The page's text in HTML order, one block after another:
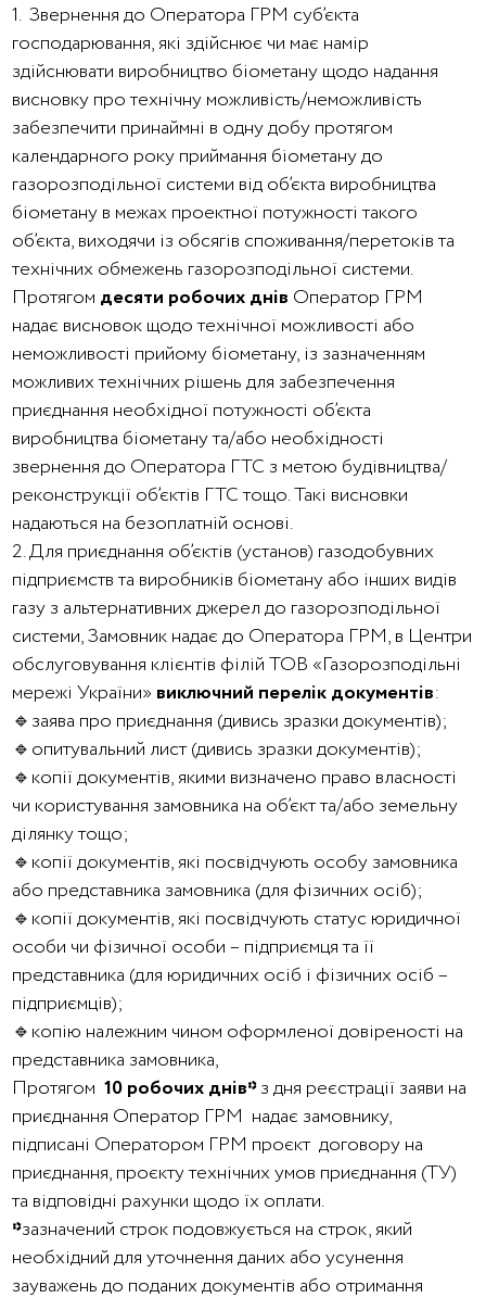
1. Звернення до Оператора ГРМ суб’єкта
господарювання, які здійснює чи має намір
здійснювати виробництво біометану щодо надання
висновку про технічну можливість/неможливість
забезпечити принаймні в одну добу протягом
календарного року приймання біометану до
газорозподільної системи від об’єкта виробництва
біометану в межах проектної потужності такого
об’єкта, виходячи із обсягів споживання/перетоків та
технічних обмежень газорозподільної системи.
Протягом десяти робочих днів Оператор ГРМ
надає висновок щодо технічної можливості або
неможливості прийому біометану, із зазначенням
можливих технічних рішень для забезпечення
приєднання необхідної потужності об’єкта
виробництва біометану та/або необхідності
звернення до Оператора ГТС з метою будівництва/
реконструкції об’єктів ГТС тощо. Такі висновки
надаються на безоплатній основі.
2. Для приєднання об’єктів (установ) газодобувних
підприємств та виробників біометану або інших видів
газу з альтернативних джерел до газорозподільної
системи, Замовник надає до Оператора ГРМ, в Центри
обслуговування клієнтів філій ТОВ «Газорозподільні
мережі України» виключний перелік документів:
🔹заява про приєднання (дивись зразки документів);
🔹опитувальний лист (дивись зразки документів);
🔹копії документів, якими визначено право власності
чи користування замовника на об’єкт та/або земельну
ділянку тощо;
🔹копії документів, які посвідчують особу замовника
або представника замовника (для фізичних осіб);
🔹копії документів, які посвідчують статус юридичної
особи чи фізичної особи – підприємця та її
представника (для юридичних осіб і фізичних осіб –
підприємців);
🔹копію належним чином оформленої довіреності на
представника замовника,
Протягом10 робочих днів*з дня реєстрації заяви на
приєднання Оператор ГРМ надає замовнику,
підписані Оператором ГРМ проєкт договору на
приєднання, проєкту технічних умов приєднання (ТУ)
та відповідні рахунки щодо їх оплати.
*зазначений строк подовжується на строк, який
необхідний для уточнення даних або усунення
зауважень до поданих документів або отримання